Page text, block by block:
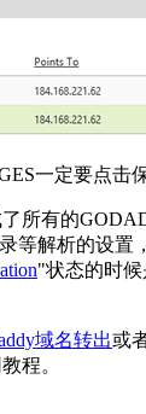
一定要点击
所有的
等解析的设置
"状态的时候
域名转出或
程。